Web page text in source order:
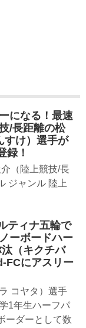
になる！最速
/長距離の松
すけ）選手が
録！
（陸上競技/長
ジャンル 陸上
ティナ五輪で
ーボードハー
（キクチバ
FCにアスリー
コヤタ）選手
1年生ハーフパ
ーダーとして数